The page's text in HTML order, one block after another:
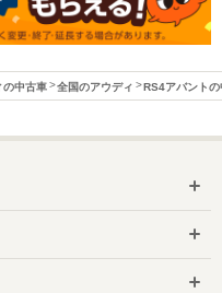
の中古車 全国のアウディ RS4アバントの